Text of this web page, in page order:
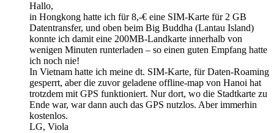
Hallo,
in Hongkong hatte ich für 8,-€ eine SIM-Karte für 2 GB
Datentransfer, und oben beim Big Buddha (Lantau Island)
konnte ich damit eine 200MB-Landkarte innerhalb von
wenigen Minuten runterladen – so einen guten Empfang hatte
ich noch nie!
In Vietnam hatte ich meine dt. SIM-Karte, für Daten-Roaming
gesperrt, aber die zuvor geladene offline-map von Hanoi hat
trotzdem mit GPS funktioniert. Nur dort, wo die Stadtkarte zu
Ende war, war dann auch das GPS nutzlos. Aber immerhin
kostenlos.
LG, Viola